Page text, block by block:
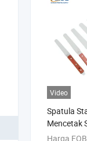
Video
Spatula
Mencetak
Fleksibel
Harga